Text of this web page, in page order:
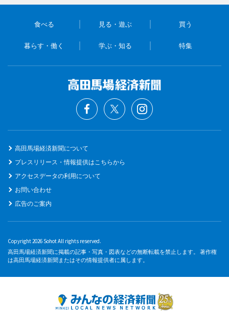
食べる 見る・遊ぶ 買う
暮らす・働く 学ぶ・知る 特集
高田馬場経済新聞について
プレスリリース・情報提供はこちらから
アクセスデータの利用について
お問い合わせ
広告のご案内
Copyright 2026 Sohot All rights reserved.
高田馬場経済新聞に掲載の記事・写真・図表などの無断転載を禁止します。 著作権
は高田馬場経済新聞またはその情報提供者に属します。